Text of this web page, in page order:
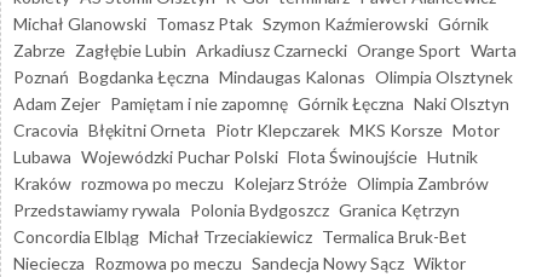
Michał Glanowski Tomasz Ptak Szymon Kaźmierowski Górnik
Zabrze Zagłębie Lubin Arkadiusz Czarnecki Orange Sport Warta
Poznań Bogdanka Łęczna Mindaugas Kalonas Olimpia Olsztynek
Adam Zejer Pamiętam i nie zapomnę Górnik Łęczna Naki Olsztyn
Cracovia Błękitni Orneta Piotr Klepczarek MKS Korsze Motor
Lubawa Wojewódzki Puchar Polski Flota Świnoujście Hutnik
Kraków rozmowa po meczu Kolejarz Stróże Olimpia Zambrów
Przedstawiamy rywala Polonia Bydgoszcz Granica Kętrzyn
Concordia Elbląg Michał Trzeciakiewicz Termalica Bruk-Bet
Nieciecza Rozmowa po meczu Sandecja Nowy Sącz Wiktor